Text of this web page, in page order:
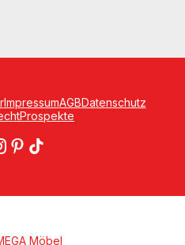
ImpressumAGBDatenschutz
Prospekte
Möbel